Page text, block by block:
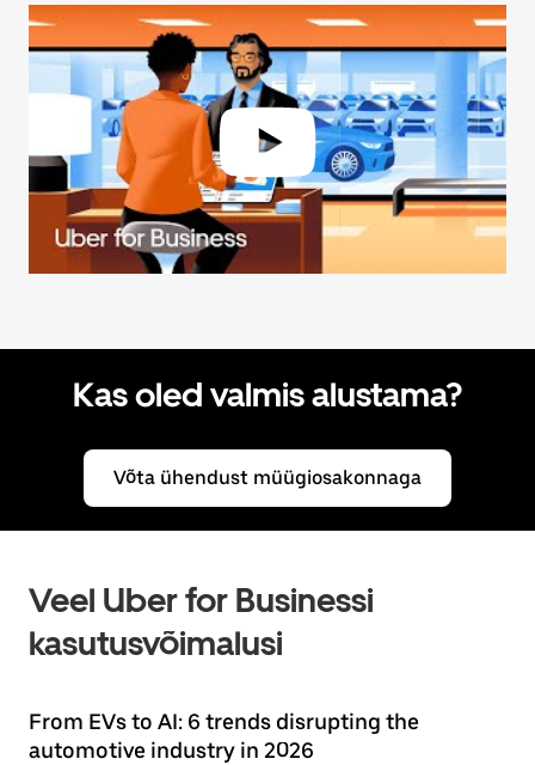
Kas oled valmis alustama?
Võta ühendust müügiosakonnaga
Veel Uber for Businessi
kasutusvõimalusi
From EVs to AI: 6 trends disrupting the
automotive industry in 2026